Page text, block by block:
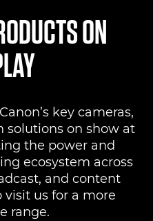
ON
key cameras,
solutions on show at
the power and
ecosystem across
and content
visit us for a more
range.